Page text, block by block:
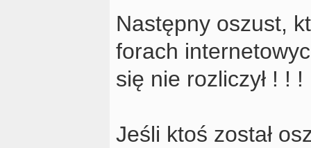
Następny oszust,
forach
się nie rozliczył ! ! !
Jeśli ktoś został